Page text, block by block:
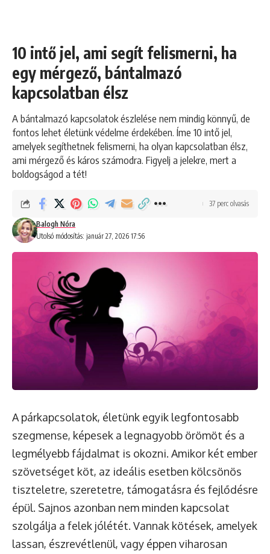
10 intő jel, ami segít felismerni, ha
egy mérgező, bántalmazó
kapcsolatban élsz
A bántalmazó kapcsolatok észlelése nem mindig könnyű, de
fontos lehet életünk védelme érdekében. Íme 10 intő jel,
amelyek segíthetnek felismerni, ha olyan kapcsolatban élsz,
ami mérgező és káros számodra. Figyelj a jelekre, mert a
boldogságod a tét!
Utolsó módosítás: január 27, 2026 17:56
Balogh Nóra
37 perc olvasás
A párkapcsolatok, életünk egyik legfontosabb
szegmense, képesek a legnagyobb örömöt és a
legmélyebb fájdalmat is okozni. Amikor két ember
szövetséget köt, az ideális esetben kölcsönös
tiszteletre, szeretetre, támogatásra és fejlődésre
épül. Sajnos azonban nem minden kapcsolat
szolgálja a felek jólétét. Vannak kötések, amelyek
lassan, észrevétlenül, vagy éppen viharosan